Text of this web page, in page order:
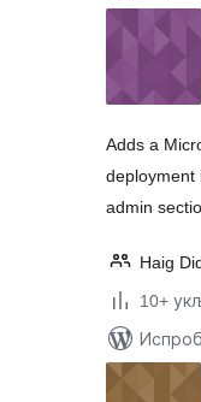
Adds a
deployment
admin
Haig
10+